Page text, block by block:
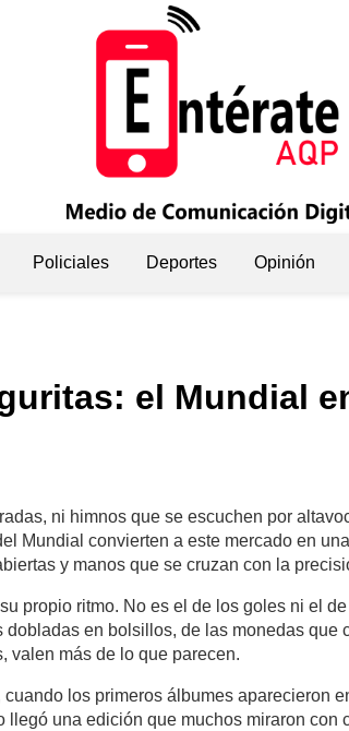
Policiales Deportes Opinión
el Mundial
ni himnos que se escuchen por
Mundial convierten a este mercado en
y manos que se cruzan con la
propio ritmo. No es el de los goles ni el
en bolsillos, de las monedas
valen más de lo que parecen.
los primeros álbumes aparecieron
llegó una edición que muchos miraron